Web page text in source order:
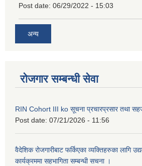
Post date: 06/29/2022 - 15:03
अन्य
रोजगार सम्बन्धी सेवा
RIN Cohort III ko सूचना प्रचारप्रसार तथा
Post date: 07/21/2026 - 11:56
वैदेशिक रोजगारीबाट फर्किएका व्यक्तिहरुका लागि
कार्यक्रममा सहभागिता सम्बन्धी सचना ।